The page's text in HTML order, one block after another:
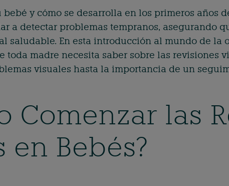
y cómo se desarrolla en los primeros años
a detectar problemas tempranos, asegurando
saludable. En esta introducción al mundo de la
toda madre necesita saber sobre las revisiones
visuales hasta la importancia de un
Comenzar las
en Bebés?